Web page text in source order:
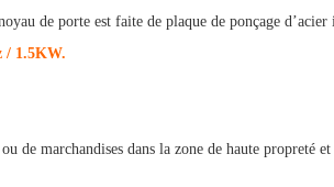
de porte est faite de plaque de ponçage
/ 1.5KW.
de marchandises dans la zone de haute propreté